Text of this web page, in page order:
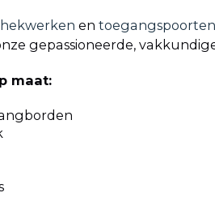
hekwerken en toegangspoorten
gepassioneerde,
maat: